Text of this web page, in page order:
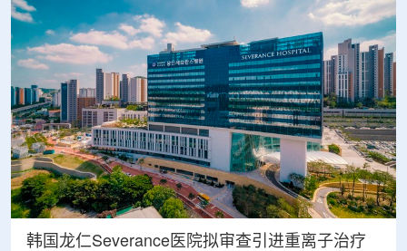
韩国龙仁Severance医院拟审查引进重离子治疗